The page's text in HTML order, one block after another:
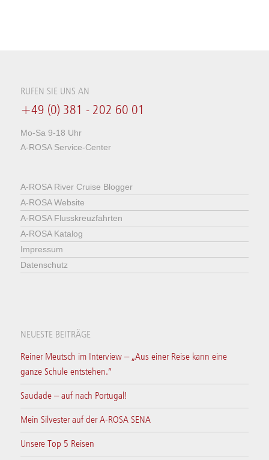
RUFEN SIE UNS AN
+49 (0) 381 - 202 60 01
Mo-Sa 9-18 Uhr
A-ROSA Service-Center
A-ROSA River Cruise Blogger
A-ROSA Website
A-ROSA Flusskreuzfahrten
A-ROSA Katalog
Impressum
Datenschutz
NEUESTE BEITRÄGE
Reiner Meutsch im Interview – „Aus einer Reise kann eine
ganze Schule entstehen.“
Saudade – auf nach Portugal!
Mein Silvester auf der A-ROSA SENA
Unsere Top 5 Reisen